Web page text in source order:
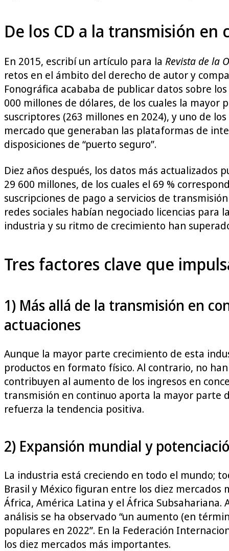
De los CD a la transmisión
En 2015, escribí un artículo para la Revista de la
retos en el ámbito del derecho de autor y
Fonográfica acababa de publicar datos sobre
000 millones de dólares, de los cuales la
suscriptores (263 millones en 2024), y uno de
mercado que generaban las plataformas de
disposiciones de “puerto seguro”.
Diez años después, los datos más actualizados
29 600 millones, de los cuales el 69 %
suscripciones de pago a servicios de
redes sociales habían negociado licencias
industria y su ritmo de crecimiento han
Tres factores clave que
1) Más allá de la transmisión en
actuaciones
Aunque la mayor parte crecimiento de esta
productos en formato físico. Al contrario, no
contribuyen al aumento de los ingresos en
transmisión en continuo aporta la mayor parte
refuerza la tendencia positiva.
2) Expansión mundial y
La industria está creciendo en todo el mundo;
Brasil y México figuran entre los diez
África, América Latina y el África
análisis se ha observado “un aumento (en
populares en 2022”. En la Federación
los diez mercados más importantes.